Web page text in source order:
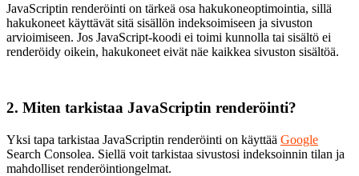
JavaScriptin renderöinti on tärkeä osa hakukoneoptimointia, sillä
hakukoneet käyttävät sitä sisällön indeksoimiseen ja sivuston
arvioimiseen. Jos JavaScript-koodi ei toimi kunnolla tai sisältö ei
renderöidy oikein, hakukoneet eivät näe kaikkea sivuston sisältöä.
2. Miten tarkistaa JavaScriptin renderöinti?
Yksi tapa tarkistaa JavaScriptin renderöinti on käyttää Google
Search Consolea. Siellä voit tarkistaa sivustosi indeksoinnin tilan ja
mahdolliset renderöintiongelmat.